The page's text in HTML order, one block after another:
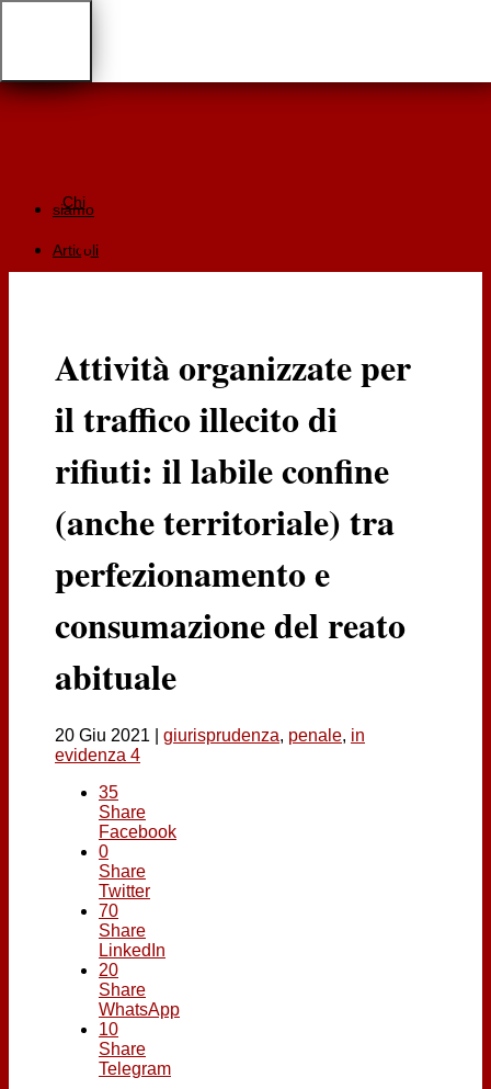
Chi
siamo
Articoli
Recensioni
Documentazione
Cartaceo
Attività organizzate per
il traffico illecito di
rifiuti: il labile confine
(anche territoriale) tra
perfezionamento e
consumazione del reato
abituale
20 Giu 2021 giurisprudenza, penale, in
evidenza 4
35
Share
Facebook
0
Share
Twitter
70
Share
LinkedIn
20
Share
WhatsApp
10
Share
Telegram